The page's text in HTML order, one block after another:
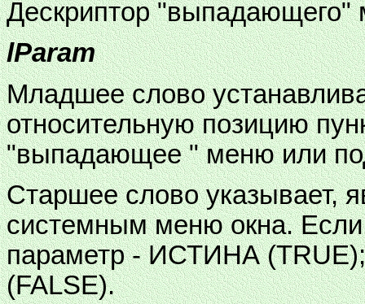
Дескриптор
lParam
Младшее слово
относительную позицию
"выпадающее " меню или
Старшее слово указывает,
системным меню окна.
параметр - ИСТИНА
(FALSE).